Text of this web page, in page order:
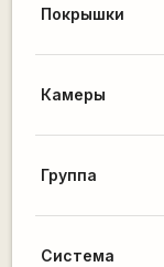
Покрышки
Камеры
Группа
Система